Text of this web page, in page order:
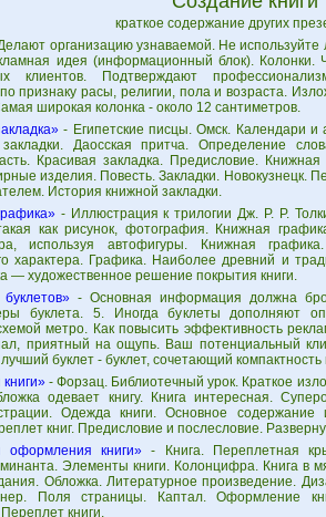
краткое содержание других
организацию узнаваемой. Не используйте
идея (информационный блок).
клиентов. Подтверждают
признаку расы, религии, пола и возраста.
широкая колонка - около 12 сантиметров.
- Египетские писцы. Омск. Календари и
закладки. Даосская притча. Определение
Красивая закладка. Предисловие.
изделия. Повесть. Закладки. Новокузнецк.
История книжной закладки.
- Иллюстрация к трилогии Дж. Р. Р.
как рисунок, фотография. Книжная
используя автофигуры. Книжная
характера. Графика. Наиболее древний и
— художественное решение покрытия книги.
- Основная информация должна
буклета. 5. Иногда буклеты дополняют
метро. Как повысить эффективность
приятный на ощупь. Ваш потенциальный
буклет - буклет, сочетающий
- Форзац. Библиотечный урок. Краткое
одевает книгу. Книга интересная.
Одежда книги. Основное
книг. Предисловие и послесловие.
оформления книги» - Книга. Переплетная
Элементы книги. Колонцифра. Книга в
Обложка. Литературное произведение.
Поля страницы. Каптал. Оформление
книги.